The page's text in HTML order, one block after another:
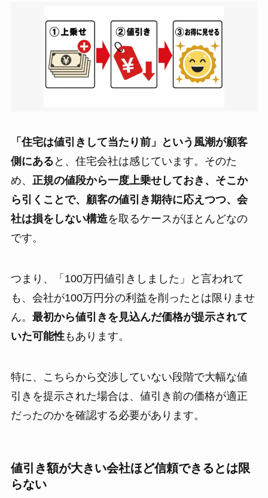
「住宅は値引きして当たり前」という風潮が顧客
側にある と、住宅会社は感じています。そのた
め、 正規の値段から一度上乗せしておき、そこか
ら引くことで、顧客の値引き期待に応えつつ、会
社は損をしない構造を取るケースがほとんどなの
です。
つまり、「100万円値引きしました」と言われて
も、会社が100万円分の利益を削ったとは限りませ
ん。 最初から値引きを見込んだ価格が提示されて
いた可能性もあります。
特に、こちらから交渉していない段階で大幅な値
引きを提示された場合は、値引き前の価格が適正
だったのかを確認する必要があります。
値引き額が大きい会社ほど信頼できるとは限
らない